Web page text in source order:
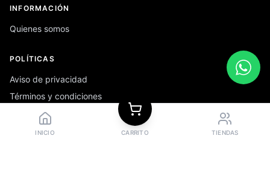
INICIO CARRITO TIENDAS
INFORMACIÓN
Quienes somos
POLÍTICAS
Aviso de privacidad
Términos y condiciones
Preguntas frecuentes